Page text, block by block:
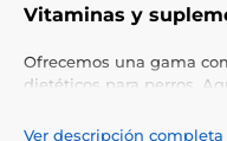
Vitaminas y
Ofrecemos una gama
dietéticos para perros.
pelaje, articulaciones y
Ver descripción completa